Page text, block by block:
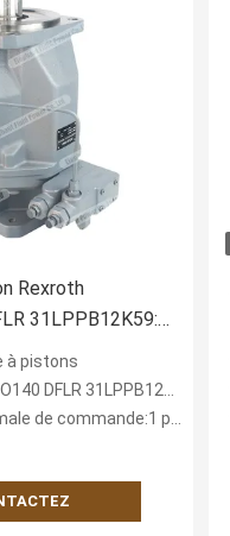
Rexroth
31LPPB12K59:
une option
nationale pour les
à haute
à pistons
DFLR 31LPPB12K59
de commande:1 pièce